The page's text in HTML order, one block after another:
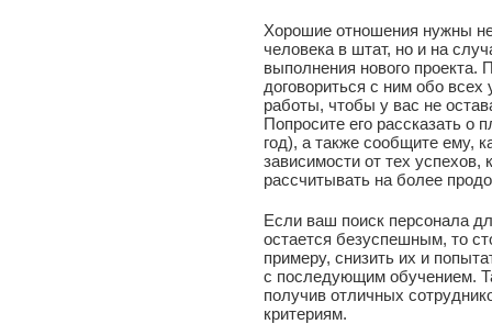
Хорошие отношения нужны
человека в штат, но и на
выполнения нового проекта.
договориться с ним обо
работы, чтобы у вас не
Попросите его рассказать о
год), а также сообщите ему,
зависимости от тех успехов,
рассчитывать на более
Если ваш поиск персонала
остается безуспешным, то
примеру, снизить их и
с последующим обучением.
получив отличных
критериям.